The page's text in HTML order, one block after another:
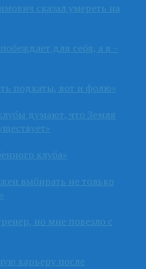
сказал умереть на
для себя, а я –
подкаты, вот и фолю»
думают, что Земля
клуба»
выбирать не только
но мне повезло с
карьеру после